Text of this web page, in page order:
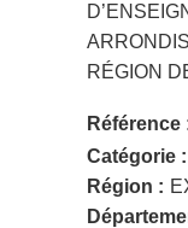
RÉGION
Référence
Catégorie :
Région :